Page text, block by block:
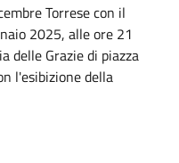
Torrese con il
2025, alle ore 21
delle Grazie di piazza
l'esibizione della